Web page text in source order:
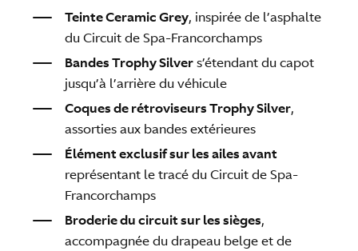
Teinte Ceramic Grey, inspirée de l’asphalte
du Circuit de Spa-Francorchamps
Bandes Trophy Silvers’étendant du capot
jusqu’à l’arrière du véhicule
Coques de rétroviseurs Trophy Silver,
assorties aux bandes extérieures
Élément exclusif sur les ailes avant
représentant le tracé du Circuit de Spa-
Francorchamps
Broderie du circuit sur les sièges,
accompagnée du drapeau belge et de